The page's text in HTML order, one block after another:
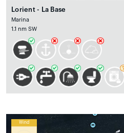
Lorient - La Base
Marina
1.1 nm SW
Wind